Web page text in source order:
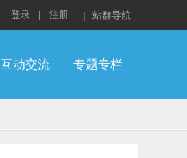
登录 | 注册 | 站群导航
互动交流 专题专栏